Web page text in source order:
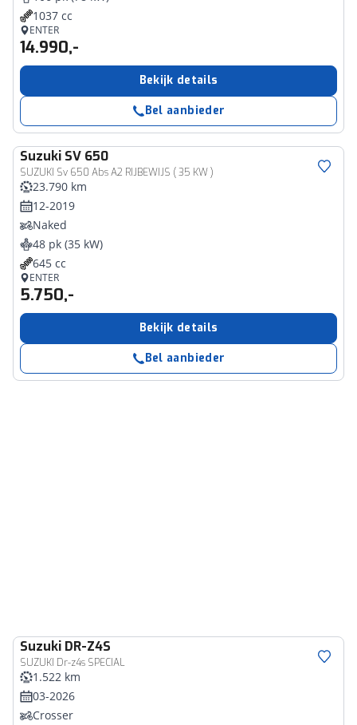
1037 cc
ENTER
14.990,-
Bekijk details
Bel aanbieder
Suzuki SV 650
SUZUKI Sv 650 Abs A2 RIJBEWIJS ( 35 KW )
23.790 km
12-2019
Naked
48 pk (35 kW)
645 cc
ENTER
5.750,-
Bekijk details
Bel aanbieder
Suzuki DR-Z4S
SUZUKI Dr-z4s SPECIAL
1.522 km
03-2026
Crosser